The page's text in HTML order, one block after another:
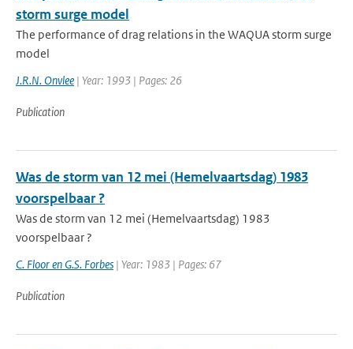
storm surge model
The performance of drag relations in the WAQUA storm surge
model
J.R.N. Onvlee | Year: 1993 | Pages: 26
Publication
Was de storm van 12 mei (Hemelvaartsdag) 1983
voorspelbaar ?
Was de storm van 12 mei (Hemelvaartsdag) 1983
voorspelbaar ?
C. Floor en G.S. Forbes | Year: 1983 | Pages: 67
Publication